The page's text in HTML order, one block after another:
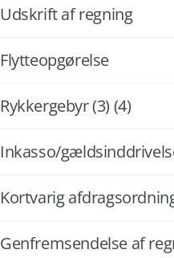
Udskrift af regning
Flytteopgørelse
Rykkergebyr (3) (4)
Inkasso/
Kortvarig
Genfremsendelse af